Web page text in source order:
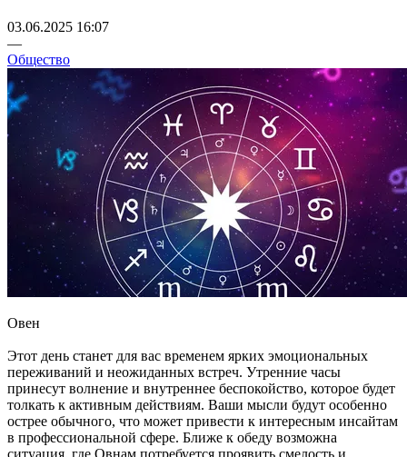
03.06.2025 16:07
—
Общество
Овен
Этот день станет для вас временем ярких эмоциональных
переживаний и неожиданных встреч. Утренние часы
принесут волнение и внутреннее беспокойство, которое будет
толкать к активным действиям. Ваши мысли будут особенно
острее обычного, что может привести к интересным инсайтам
в профессиональной сфере. Ближе к обеду возможна
ситуация, где Овнам потребуется проявить смелость и